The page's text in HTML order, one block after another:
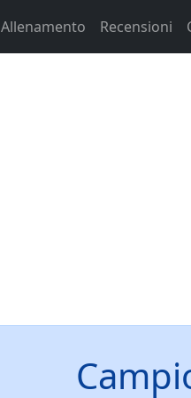
Allenamento Recensioni